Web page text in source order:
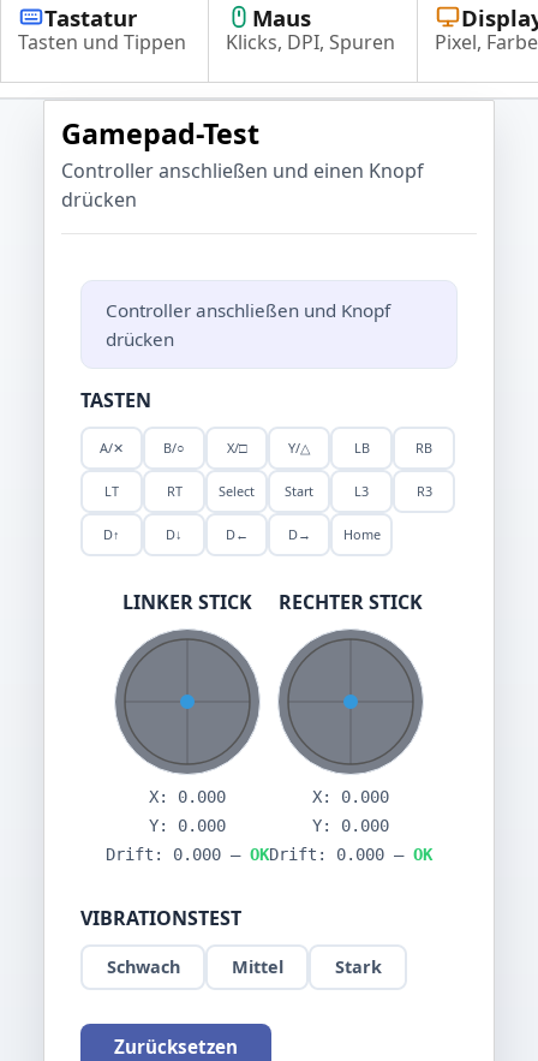
Tastatur
Tasten und Tippen
Maus
Klicks, DPI, Spuren Pixel,
Gamepad-Test
Controller anschließen und einen Knopf
drücken
Controller anschließen und Knopf
drücken
TASTEN
A/✕ B/○ X/□ Y/△ LB RB
LT RT Select Start L3 R3
D↑ D↓ D← D→ Home
LINKER STICK
X: 0.000
Y: 0.000
Drift: 0.000 — OK
RECHTER STICK
X: 0.000
Y: 0.000
Drift: 0.000 — OK
VIBRATIONSTEST
Schwach Mittel Stark
Zurücksetzen